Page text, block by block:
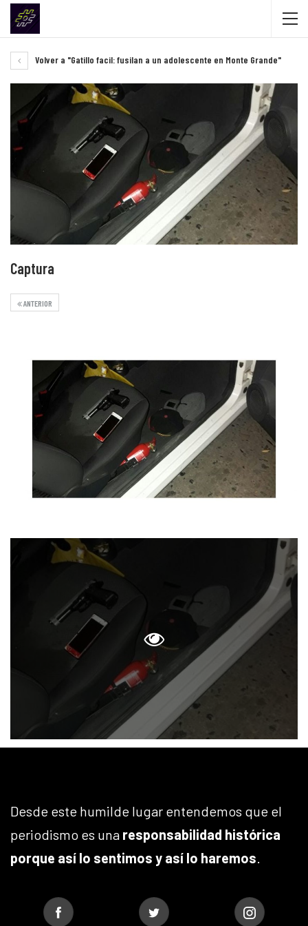
Volver a "Gatillo facil: fusilan a un adolescente en Monte Grande"
Captura
ANTERIOR
Desde este humilde lugar entendemos que el
periodismo es una responsabilidad histórica
porque así lo sentimos y así lo haremos.